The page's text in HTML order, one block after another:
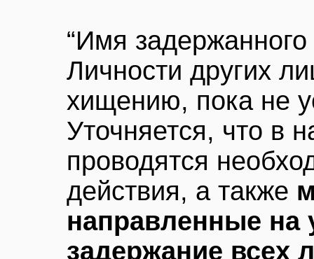
“Имя
Личности других
хищению, пока не
Уточняется, что в
проводятся
действия, а также
направленные на
задержание всех